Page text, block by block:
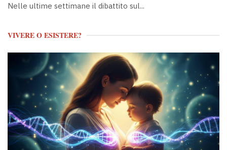
Nelle ultime settimane il dibattito sul...
VIVERE O ESISTERE?